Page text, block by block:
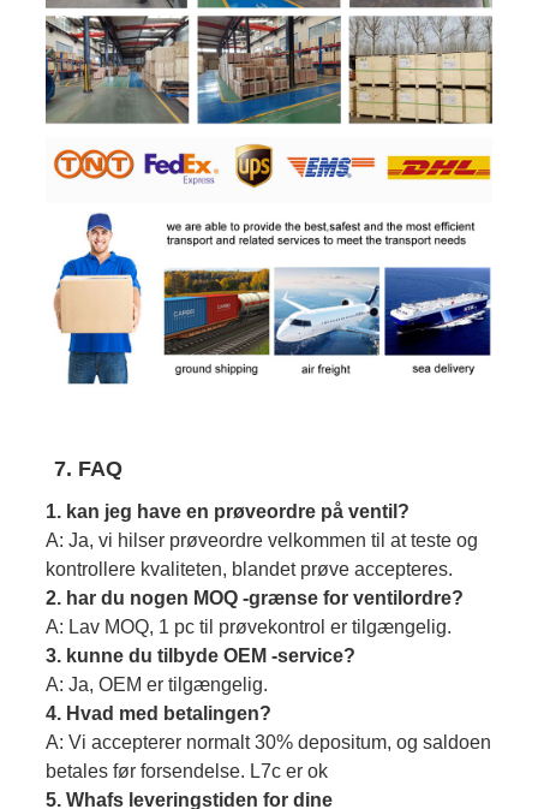
7. FAQ
1. kan jeg have en prøveordre på ventil?
A: Ja, vi hilser prøveordre velkommen til at teste og
kontrollere kvaliteten, blandet prøve accepteres.
2. har du nogen MOQ -grænse for ventilordre?
A: Lav MOQ, 1 pc til prøvekontrol er tilgængelig.
3. kunne du tilbyde OEM -service?
A: Ja, OEM er tilgængelig.
4. Hvad med betalingen?
A: Vi accepterer normalt 30% depositum, og saldoen
betales før forsendelse. L7c er ok
5. Whafs leveringstiden for dine